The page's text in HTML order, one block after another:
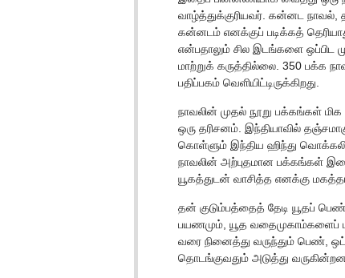
வாழ்த்துக்குரியவர். கன்னட நாவல்,
கன்னடம் எனக்குப் படிக்கத்
என்பதாலும் சில இடங்களை ஒப்பிட
மாற்றுக் கருத்தில்லை. 350 பக்க
பதிப்பகம் வெளியிட்டிருக்கிறது.
நாவலின் முதல் நூறு பக்கங்கள்
ஒரு தரிசனம். இந்தியாவில்
கொள்ளும் இந்திய ஹிந்து
நாவலின் அற்புதமான பக்கங்கள்
யூகத்துடன் வாசித்த எனக்கு
தன் குடும்பத்தைத் தேடி யூதப்
பயணமும், யூத வதைமுகாம்களைப்
வரை நினைத்து வருந்தும் பெண்,
தொடங்குவதும் அடுத்து வருகின்றன.